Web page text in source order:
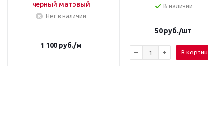
черный матовый
Нет в наличии
1 100 руб./м
В наличии
50руб./шт
В корзину